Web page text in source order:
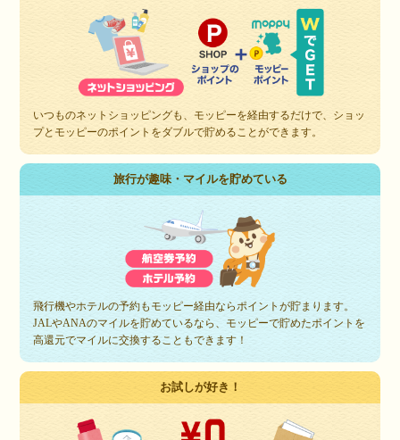
いつものネットショッピングも、モッピーを経由するだけで、ショッ
プとモッピーのポイントをダブルで貯めることができます。
旅行が趣味・マイルを貯めている
飛行機やホテルの予約もモッピー経由ならポイントが貯まります。
JALやANAのマイルを貯めているなら、モッピーで貯めたポイントを
高還元でマイルに交換することもできます！
お試しが好き！